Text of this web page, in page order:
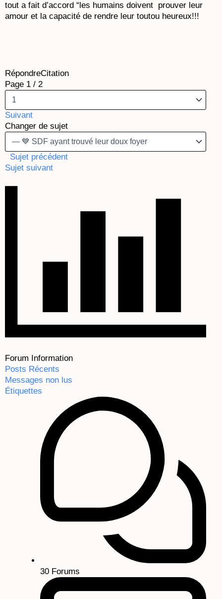
tout a fait d’accord “les humains doivent prouver leur
amour et la capacité de rendre leur toutou heureux!!!
RépondreCitation
Page 1 / 2
Suivant
Changer de sujet
Sujet précédent
Sujet suivant
Forum Information
Posts Récents
Messages non lus
Étiquettes
30 Forums